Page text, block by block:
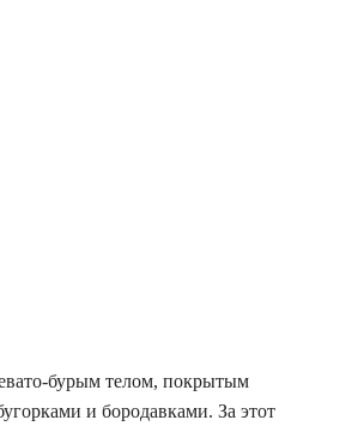
бурым телом, покрытым
и бородавками. За этот